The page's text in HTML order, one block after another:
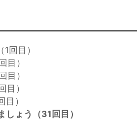
回目）
目）
目）
）
）
ょう（31回目）